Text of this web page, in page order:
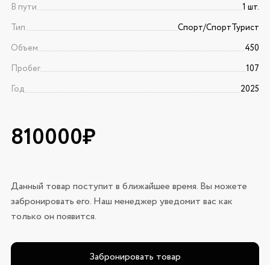
В пути
1 шт.
Тип
Спорт/CпортТурист
Объем
450
Пробег
107
Год
2025
810000₽
Данный товар поступит в ближайшее время. Вы можете
забронировать его. Наш менеджер уведомит вас как
только он появится.
Забронировать товар